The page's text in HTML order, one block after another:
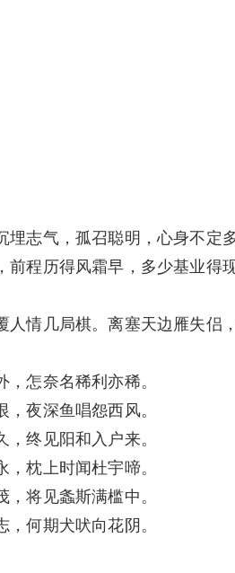
志气，孤召聪明，心身不定
程历得风霜早，多少基业得现
情几局棋。离塞天边雁失侣
怎奈名稀利亦稀。
夜深鱼唱怨西风。
终见阳和入户来。
枕上时闻杜宇啼。
将见螽斯满槛中。
何期犬吠向花阴。